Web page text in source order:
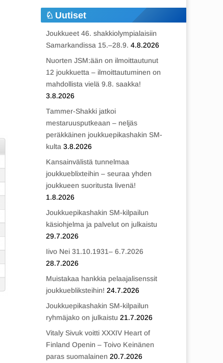
Uutiset
Joukkueet 46. shakkiolympialaisiin
Samarkandissa 15.–28.9. 4.8.2026
Nuorten JSM:ään on ilmoittautunut
12 joukkuetta – ilmoittautuminen on
mahdollista vielä 9.8. saakka!
3.8.2026
Tammer-Shakki jatkoi
mestaruusputkeaan – neljäs
peräkkäinen joukkuepikashakin SM-
kulta 3.8.2026
Kansainvälistä tunnelmaa
joukkueblixteihin – seuraa yhden
joukkueen suoritusta livenä!
1.8.2026
Joukkuepikashakin SM-kilpailun
käsiohjelma ja palvelut on julkaistu
29.7.2026
Iivo Nei 31.10.1931– 6.7.2026
28.7.2026
Muistakaa hankkia pelaajalisenssit
joukkuebliksteihin! 24.7.2026
Joukkuepikashakin SM-kilpailun
ryhmäjako on julkaistu 21.7.2026
Vitaly Sivuk voitti XXXIV Heart of
Finland Openin – Toivo Keinänen
paras suomalainen 20.7.2026